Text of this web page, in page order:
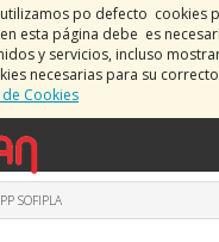
utilizamos po defecto
esta página debe es
y servicios, incluso
necesarias para su
Cookies
PP SOFIPLA